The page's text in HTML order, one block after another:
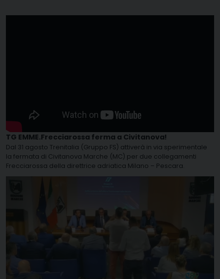
TG EMME.Frecciarossa ferma a Civitanova!
Dal 31 agosto Trenitalia (Gruppo FS) attiverà in via sperimentale
la fermata di Civitanova Marche (MC) per due collegamenti
Frecciarossa della direttrice adriatica Milano – Pescara.